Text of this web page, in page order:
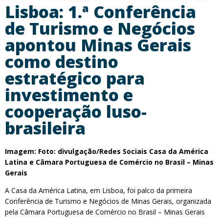
Lisboa: 1.ª Conferência
de Turismo e Negócios
apontou Minas Gerais
como destino
estratégico para
investimento e
cooperação luso-
brasileira
Imagem: Foto: divulgação/Redes Sociais Casa da América
Latina e Câmara Portuguesa de Comércio no Brasil – Minas
Gerais
A Casa da América Latina, em Lisboa, foi palco da primeira
Conferência de Turismo e Negócios de Minas Gerais, organizada
pela Câmara Portuguesa de Comércio no Brasil – Minas Gerais